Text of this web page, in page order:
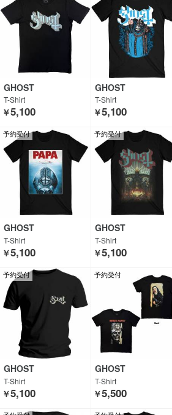
GHOST
T-Shirt
￥5,100
GHOST
T-Shirt
￥5,100
予約受付
GHOST
T-Shirt
￥5,100
予約受付
GHOST
T-Shirt
￥5,100
予約受付
GHOST
T-Shirt
￥5,100
予約受付
GHOST
T-Shirt
￥5,500